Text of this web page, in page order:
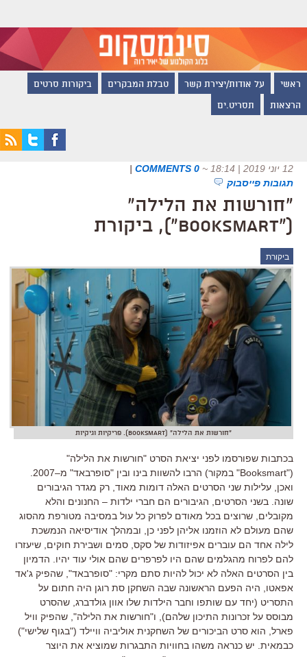
ראשי על אודות/יצירת קשר טבלת המבקרים ביקורות סרטים
הרצאות תסריט.ים
12 יוני 2019 | 18:14 ~
0 COMMENTS
|
תגובות פייסבוק
"חורשות את הלילה"
("Booksmart"), ביקורת
ביקורת
"חורשות את הלילה" (Booksmart). פריקיות וגיקיות
בכתבות שפורסמו לפני יציאת הסרט "חורשות את הלילה"
("
Booksmart
" במקור) הרבו להשוות בינו ובין "סופרבאד" מ–
2007
ואכן עלילות שני הסרטים האלה דומות מאוד רק מגדר הגיבורים
שונה בשני הסרטים הגיבורים הם חברי ילדות – החנונים והלא
מקובלים שרוצים בכל מאודם לפרוק כל עול במסיבה מטורפת מהסוג
שהם מעולם לא הוזמנו אליהן לפני כן
ובמהלך אודיסיאה הנמשכת
לילה אחד הם עוברים אפיזודות של סקס סמים ושבירת חוקים שיעזרו
להם לפרוח מהגלמים שהם היו לפרפרים שהם אולי עוד יהיו
הדמיון
בין הסרטים האלה לא יכול להיות סתם מקרי: "סופרבאד", שהפיק ג'אד
אפאטו
היה הפעם הראשונה שבה השחקן סת רוגן היה חתום על
התסריט (יחד עם שותפו וחבר הילדות שלו אוון גולדברג שהסרט
מבוסס על זכרונות התיכון שלהם), ו"חורשות את הלילה", שהפיק וויל
פארל הוא סרט הביכורים של השחקנית אוליביה וויילד ("בגוף שלישי")
כבמאית יש כנראה משהו בחוויות התבגרות שמוציא את היוצר